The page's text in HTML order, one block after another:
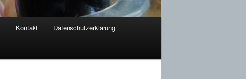
Kontakt Datenschutzerklärung